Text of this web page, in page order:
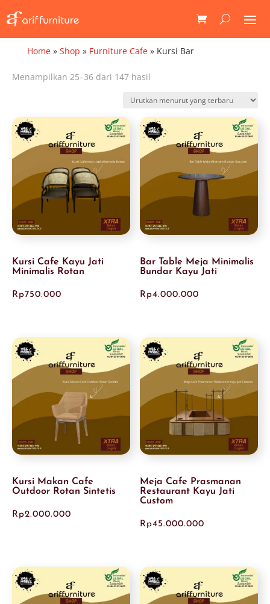
Home» Shop » Furniture Cafe» Kursi Bar
Menampilkan 25–36 dari 147 hasil
yang
terbaru
Kursi Cafe Kayu Jati
Minimalis Rotan
Rp750.000
Bar Table Meja Minimalis
Bundar Kayu Jati
Rp4.000.000
Kursi Makan Cafe
Outdoor Rotan Sintetis
Rp2.000.000
Meja Cafe Prasmanan
Restaurant Kayu Jati
Custom
Rp45.000.000